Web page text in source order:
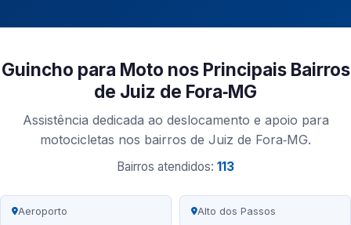
Guincho para Moto nos Principais Bairros
de Juiz de Fora‑MG
Assistência dedicada ao deslocamento e apoio para
motocicletas nos bairros de Juiz de Fora‑MG.
Bairros atendidos: 113
Aeroporto Alto dos Passos